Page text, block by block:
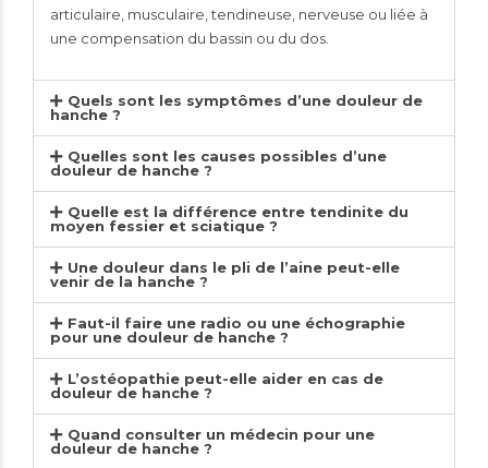
articulaire, musculaire, tendineuse, nerveuse ou liée à
une compensation du bassin ou du dos.
Quels sont les symptômes d’une douleur de
hanche ?
Quelles sont les causes possibles d’une
douleur de hanche ?
Quelle est la différence entre tendinite du
moyen fessier et sciatique ?
Une douleur dans le pli de l’aine peut-elle
venir de la hanche ?
Faut-il faire une radio ou une échographie
pour une douleur de hanche ?
L’ostéopathie peut-elle aider en cas de
douleur de hanche ?
Quand consulter un médecin pour une
douleur de hanche ?